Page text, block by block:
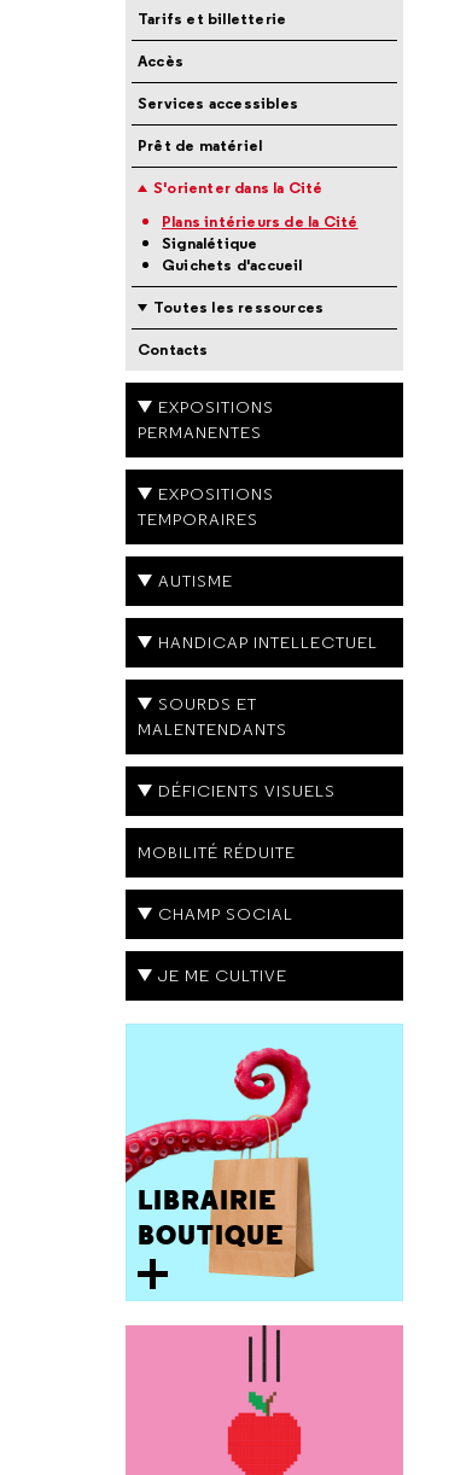
Tarifs et billetterie
Accès
Services accessibles
Prêt de matériel
S'orienter dans la Cité
Plans intérieurs de la Cité
Signalétique
Guichets d'accueil
Toutes les ressources
Contacts
EXPOSITIONS
PERMANENTES
EXPOSITIONS
TEMPORAIRES
AUTISME
HANDICAP INTELLECTUEL
SOURDS ET
MALENTENDANTS
DÉFICIENTS VISUELS
MOBILITÉ RÉDUITE
CHAMP SOCIAL
JE ME CULTIVE
LIBRAIRIE
BOUTIQUE